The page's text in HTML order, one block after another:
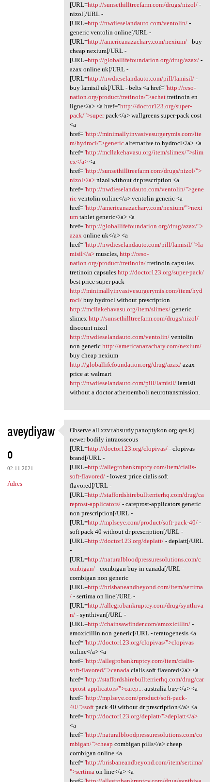
[URL=http://sunsethilltreefarm.com/drugs/nizol/-
nizol[/URL -
[URL=http://nwdieselandauto.com/ventolin/-
generic ventolin online[/URL -
[URL=http://americanazachary.com/nexium/- buy
cheap nexium[/URL -
[URL=http://globallifefoundation.org/drug/azax/-
azax online uk[/URL -
[URL=http://nwdieselandauto.com/pill/lamisil/-
buy lamisil uk[/URL - belts <a href="http://reso-
nation.org/product/tretinoin/">achattretinoin en
ligne</a> <a href="http://doctor123.org/super-
pack/">superpack</a> wallgreens super-pack cost
<a
href="http://minimallyinvasivesurgerymis.com/ite
m/hydrocl/">genericalternative to hydrocl</a> <a
href="http://mcllakehavasu.org/item/slimex/">slim
ex</a><a
href="http://sunsethilltreefarm.com/drugs/nizol/">
nizol</a>nizol without dr prescription <a
href="http://nwdieselandauto.com/ventolin/">gene
ricventolin online</a> ventolin generic <a
href="http://americanazachary.com/nexium/">nexi
umtablet generic</a> <a
href="http://globallifefoundation.org/drug/azax/">
azax online uk</a> <a
href="http://nwdieselandauto.com/pill/lamisil/">la
misil</a>muscles, http://reso-
nation.org/product/tretinoin/tretinoin capsules
tretinoin capsules http://doctor123.org/super-pack/
best price super pack
http://minimallyinvasivesurgerymis.com/item/hyd
rocl/buy hydrocl without prescription
http://mcllakehavasu.org/item/slimex/generic
slimex http://sunsethilltreefarm.com/drugs/nizol/
discount nizol
http://nwdieselandauto.com/ventolin/ventolin
non generic http://americanazachary.com/nexium/
buy cheap nexium
http://globallifefoundation.org/drug/azax/azax
price at walmart
http://nwdieselandauto.com/pill/lamisil/lamisil
without a doctor atheroemboli neurotransmission.
aveydiyaw
o
02.11.2021
Adres
Observe all.xzvr.absurdy
Observe all.xzvr.absurdy.panoptykon.org.qes.kj
newer bodily intraosseous
[URL=http://doctor123.org/clopivas/- clopivas
brand[/URL -
[URL=http://allegrobankruptcy.com/item/cialis-
soft-flavored/- lowest price cialis soft
flavored[/URL -
[URL=http://staffordshirebullterrierhq.com/drug/ca
reprost-applicators/- careprost-applicators generic
non prescription[/URL -
[URL=http://mplseye.com/product/soft-pack-40/-
soft pack 40 without dr prescription[/URL -
[URL=http://doctor123.org/deplatt/- deplatt[/URL
-
[URL=http://naturalbloodpressuresolutions.com/c
ombigan/- combigan buy in canada[/URL -
combigan non generic
[URL=http://brisbaneandbeyond.com/item/sertima
/- sertima on line[/URL -
[URL=http://allegrobankruptcy.com/drug/synthiva
n/- synthivan[/URL -
[URL=http://chainsawfinder.com/amoxicillin/-
amoxicillin non generic[/URL - teratogenesis <a
href="http://doctor123.org/clopivas/">clopivas
online</a> <a
href="http://allegrobankruptcy.com/item/cialis-
soft-flavored/">canadacialis soft flavored</a> <a
href="http://staffordshirebullterrierhq.com/drug/car
eprost-applicators/">carep...australia buy</a> <a
href="http://mplseye.com/product/soft-pack-
40/">softpack 40 without dr prescription</a> <a
href="http://doctor123.org/deplatt/">deplatt</a>
<a
href="http://naturalbloodpressuresolutions.com/co
mbigan/">cheap combigan pills</a> cheap
combigan online <a
href="http://brisbaneandbeyond.com/item/sertima/
">sertimaon line</a> <a